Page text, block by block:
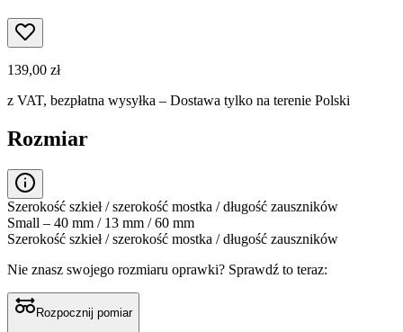
139,00 zł
z VAT, bezpłatna wysyłka – Dostawa tylko na terenie Polski
Rozmiar
Szerokość szkieł / szerokość mostka / długość zauszników
Small – 40 mm / 13 mm / 60 mm
Szerokość szkieł / szerokość mostka / długość zauszników
Nie znasz swojego rozmiaru oprawki? Sprawdź to teraz:
Rozpocznij pomiar